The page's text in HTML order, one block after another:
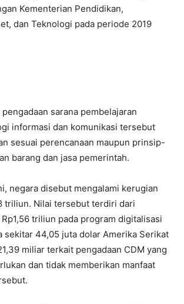
Kementerian Pendidikan,
dan Teknologi pada periode 2019
sarana pembelajaran
informasi dan komunikasi tersebut
sesuai perencanaan maupun prinsip-
barang dan jasa pemerintah.
negara disebut mengalami kerugian
triliun. Nilai tersebut terdiri dari
triliun pada program digitalisasi
sekitar 44,05 juta dolar Amerika Serikat
miliar terkait pengadaan CDM yang
dan tidak memberikan manfaat